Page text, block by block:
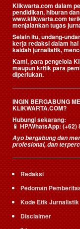
Klikwarta.com dalam
pendidikan, hiburan
www.klikwarta.com
menjalankan tugas
Selain itu, undang-
kerja redaksi dalam
kaidah jurnalistik,
Kami, para pengelola
maupun kritik para
diperlukan.
INGIN BERGABUNG
KLIKWARTA.COM?
Hubungi sekarang:
📱HP/WhatsApp:(+62)
Ayo bergabung dan
profesional, dan
Redaksi
Pedoman
Kode Etik Jurnalistik
Disclaimer